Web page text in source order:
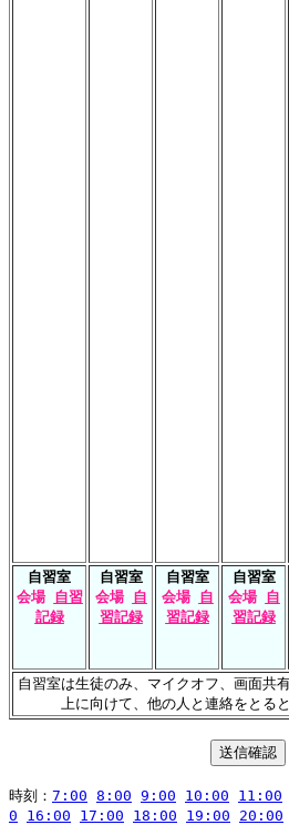
自習室
会場 自習
記録
自習室
会場 自
習記録
自習室
会場 自
習記録
自習室
会場 自
習記録
自習室は生徒のみ、マイクオフ、画面共
上に向けて、他の人と連絡をとる
時刻： 7:00 8:00 9:00 10:00 11:00
0
16:00 17:00 18:00 19:00 20:00